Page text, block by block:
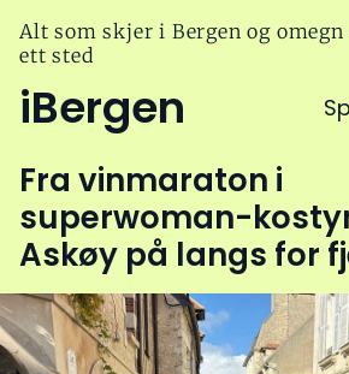
Alt som skjer i Bergen og
ett sted
iBergen
Fra vinmaraton i
superwoman-
Askøy på langs for